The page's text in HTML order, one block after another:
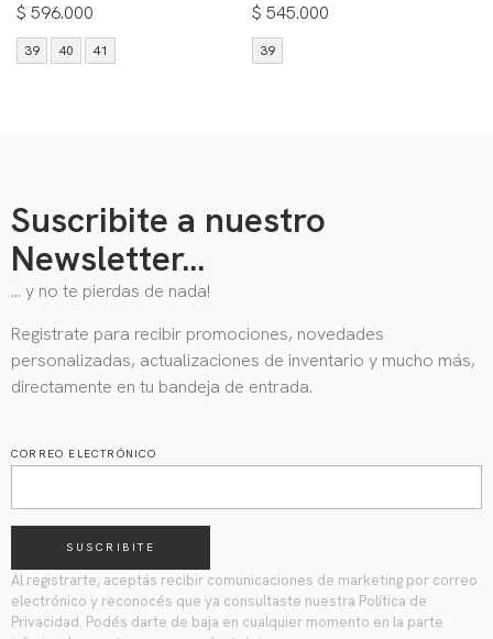
$ 596.000
39 40 41
$ 545.000
39
Suscribite a nuestro
Newsletter...
… y no te pierdas de nada!
Registrate para recibir promociones, novedades
personalizadas, actualizaciones de inventario y mucho más,
directamente en tu bandeja de entrada.
CORREO ELECTRÓNICO
SUSCRIBITE
Al registrarte, aceptás recibir comunicaciones de marketing por correo
electrónico y reconocés que ya consultaste nuestra Política de
Privacidad. Podés darte de baja en cualquier momento en la parte